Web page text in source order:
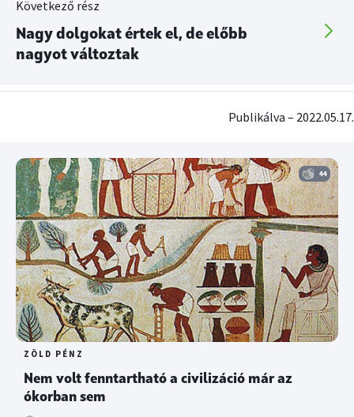
Következő rész
Nagy dolgokat értek el, de előbb
nagyot változtak
Publikálva – 2022.05.17.
44
ZÖLD PÉNZ
Nem volt fenntartható a civilizáció már az
ókorban sem